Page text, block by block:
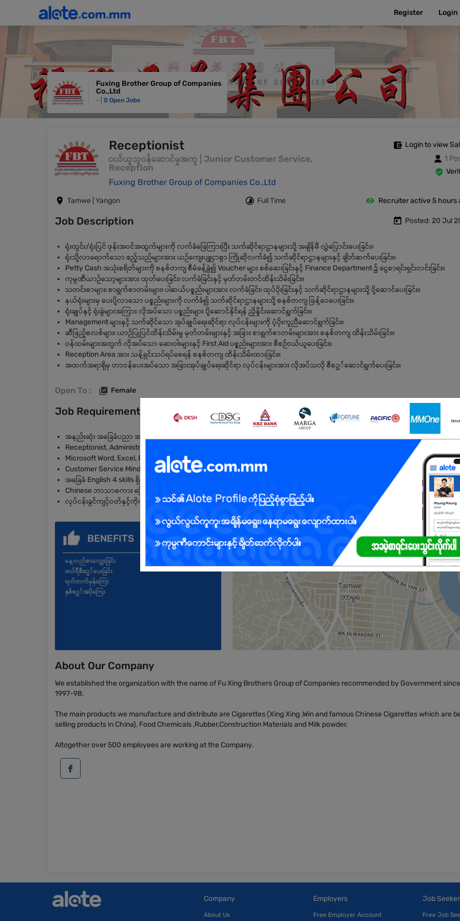
Register Login
Fuxing Brother Group of Companies
Co.,Ltd
- | 0 Open Jobs
Receptionist
ဝယ်ယူသူဝန်ဆောင်မှုအကူ | Junior Customer Service,
Reception
Fuxing Brother Group of Companies Co.,Ltd
Login to view
1
Tamwe | Yangon Full Time Recruiter active 5 hours
Job Description Posted: 20 Jul
ရုံးတွင်း/ရုံးပြင် ဖုန်းအဝင်အထွက်များကို လက်ခံဖြေကြားပြီး သက်ဆိုင်ရာဌာနများသို့ အချိန်မီ လွှဲပြောင်းပေးခြင်း။
ရုံးသို့လာရောက်သော ဧည့်သည်များအား ယဉ်ကျေးပျူငှာစွာ ကြိုဆိုလက်ခံ၍ သက်ဆိုင်ရာဌာနများနှင့် ချိတ်ဆက်ပေးခြင်း။
Petty Cash အသုံးစရိတ်များကို စနစ်တကျ စီမံခန့်ခွဲ၍ Voucher များ စစ်ဆေးခြင်းနှင့် Finance Department ၌ ငွေစာရင်းရှင်းလင်းခြင်း။
ကုမ္ပဏီယာဉ်သော့များအား ထုတ်ပေးခြင်း၊ လက်ခံခြင်းနှင့် မှတ်တမ်းတင်ထိန်းသိမ်းခြင်း။
သတင်းစာများ၊ စာရွက်စာတမ်းများ၊ ပါဆယ်ပစ္စည်းများအား လက်ခံခြင်း၊ ထုပ်ပိုးခြင်းနှင့် သက်ဆိုင်ရာဌာနများသို့ ပို့ဆောင်ပေးခြင်း။
နယ်ရုံးများမှ ပေးပို့လာသော ပစ္စည်းများကို လက်ခံ၍ သက်ဆိုင်ရာဌာနများသို့ စနစ်တကျ ဖြန့်ဝေပေးခြင်း။
ရုံးချုပ်နှင့် ရုံးခွဲများအကြား လိုအပ်သော ပစ္စည်းများ ပို့ဆောင်နိုင်ရန် ညှိနှိုင်းဆောင်ရွက်ခြင်း။
Management များနှင့် သက်ဆိုင်သော အုပ်ချုပ်ရေးဆိုင်ရာ လုပ်ငန်းများကို ပံ့ပိုးကူညီဆောင်ရွက်ခြင်း။
ဆီဖြည့်စလစ်များ၊ ယာဉ်ပြုပြင်ထိန်းသိမ်းမှု မှတ်တမ်းများနှင့် အခြား စာရွက်စာတမ်းများအား စနစ်တကျ ထိန်းသိမ်းခြင်း။
ဝန်ထမ်းများအတွက် လိုအပ်သော ဆေးဝါးများနှင့် First Aid ပစ္စည်းများအား စီစဉ်ဝယ်ယူပေးခြင်း။
Reception Area အား သန့်ရှင်းသပ်ရပ်စေရန် စနစ်တကျ ထိန်းသိမ်းထားခြင်း။
အထက်အရာရှိမှ တာဝန်ပေးအပ်သော အခြားအုပ်ချုပ်ရေးဆိုင်ရာ လုပ်ငန်းများအား လိုအပ်သလို စီစဥ်ဆောင်ရွက်ပေးခြင်း။
Open To : Female
Job Requirements
အနည်းဆုံး အခြေခံပညာ အထက်တန်း (၁၀ တန်း) အောင်မြင်ထားသူ ဖြစ်ရမည်။
Receptionist, Administration သို့မဟုတ် Customer Service ပိုင်းတွင် လုပ်ငန်းအတွေ့အကြုံရှိသူများအား ဦးစားပေးမည်။
Microsoft Word, Excel, Email နှင့် အခြေခံရုံးသုံးကွန်ပျူတာလုပ်ငန်းများအား အသုံးပြုနိုင်ရမည်။
Customer Service Mindset ကောင်းမွန်ပြီး လူအများနှင့် ပူးပေါင်းဆောင်ရွက်နိုင်ရမည်။
အခြေခံ English 4 skills ရှိရမည်။
Chinese ဘာသာစကား ပြောဆိုနိုင်သူအား ပိုမိုဦးစားပေးပါမည်။
လုပ်ငန်းခွင်ကျင့်ဝတ်နှင့်ကိုက်ညီသော ကိုယ်ရည်ကိုယ်သွေးကောင်းမွန်၍ သပ်ရပ်သန့်ရှင်းသော အသွင်အပြင်ရှိရမည်။
BENEFITS
နေ့လည်စာကျွေးခြင်း
ဖယ်ရီစီစဥ်ပေးခြင်း
ရက်တက်မှန်ကြေး
နှစ်စဥ်အပိုကြေး
About Our Company
We established the organization with the name of Fu Xing Brothers Group of Companies recommended by Government since
1997-98.
The main products we manufacture and distribute are Cigarettes (Xing Xing ,Win and famous Chinese Cigarettes which are
selling products in China), Food Chemicals ,Rubber,Construction Materials and Milk powder.
Altogether over 500 employees are working at the Company.
Company
About Us
Employers
Free Employer Account
Job
Free Job